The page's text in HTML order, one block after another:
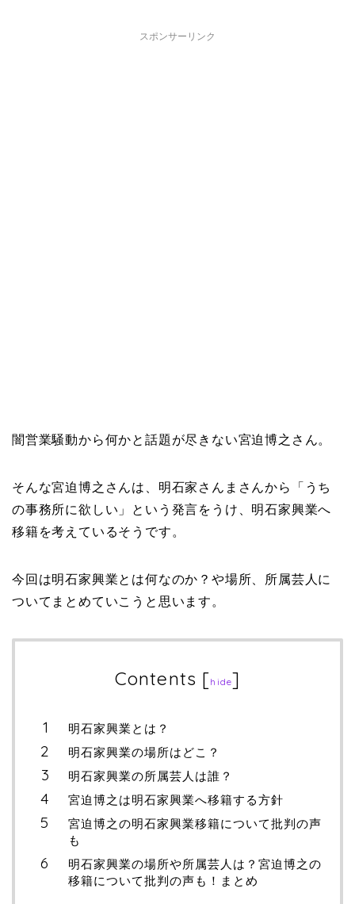
スポンサーリンク
闇営業騒動から何かと話題が尽きない宮迫博之さん。
そんな宮迫博之さんは、明石家さんまさんから「うち
の事務所に欲しい」という発言をうけ、明石家興業へ
移籍を考えているそうです。
今回は明石家興業とは何なのか？や場所、所属芸人に
ついてまとめていこうと思います。
Contents [hide]
明石家興業とは？
明石家興業の場所はどこ？
明石家興業の所属芸人は誰？
宮迫博之は明石家興業へ移籍する方針
宮迫博之の明石家興業移籍について批判の声
も
明石家興業の場所や所属芸人は？宮迫博之の
移籍について批判の声も！まとめ